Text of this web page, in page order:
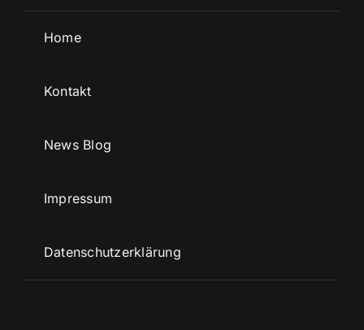
Home
Kontakt
News Blog
Impressum
Datenschutzerklärung